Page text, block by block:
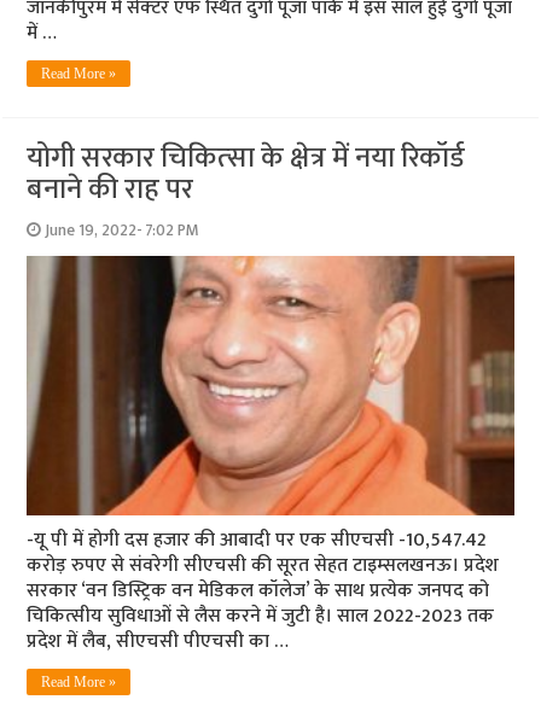
जानकीपुरम में सेक्‍टर एफ स्थित दुर्गा पूजा पार्क में इस साल हुई दुर्गा पूजा
में …
Read More »
योगी सरकार चिकित्‍सा के क्षेत्र में नया रिकॉर्ड
बनाने की राह पर
June 19, 2022- 7:02 PM
-यू पी में होगी दस हजार की आबादी पर एक सीएचसी -10,547.42
करोड़ रुपए से संवरेगी सीएचसी की सूरत सेहत टाइम्सलखनऊ। प्रदेश
सरकार ‘वन डिस्ट्रिक वन मेडिकल कॉलेज’ के साथ प्रत्येक जनपद को
चिकित्‍सीय सुविधाओं से लैस करने में जुटी है। साल 2022-2023 तक
प्रदेश में लैब, सीएचसी पीएचसी का …
Read More »